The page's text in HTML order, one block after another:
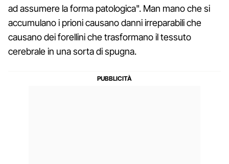
ad assumere la forma patologica". Man mano che si
accumulano i prioni causano danni irreparabili che
causano dei forellini che trasformano il tessuto
cerebrale in una sorta di spugna.